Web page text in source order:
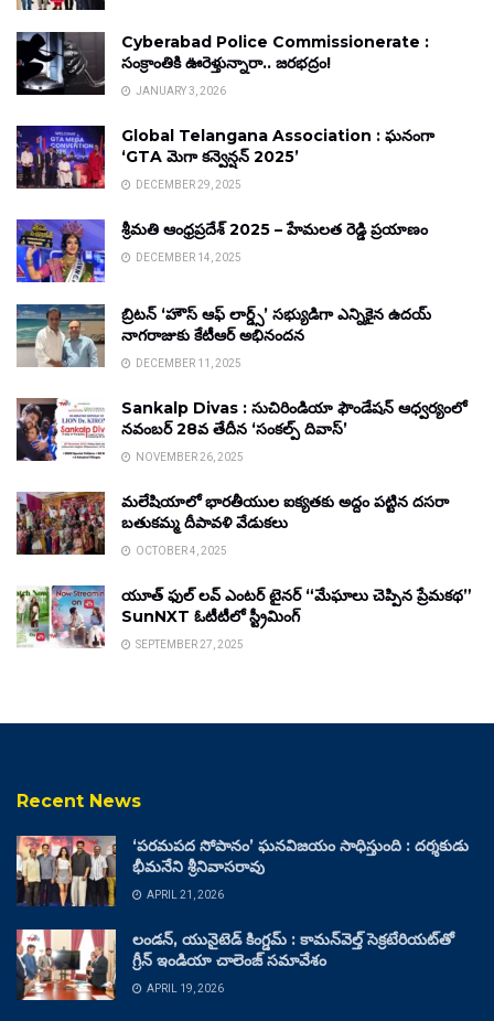
Cyberabad Police Commissionerate :
సంక్రాంతికి ఊరెళ్తున్నారా.. జరభద్రం!
JANUARY 3, 2026
Global Telangana Association : ఘనంగా
‘GTA మెగా కన్వెన్షన్ 2025’
DECEMBER 29, 2025
శ్రీమతి ఆంధ్రప్రదేశ్ 2025 – హేమలత రెడ్డి ప్రయాణం
DECEMBER 14, 2025
బ్రిటన్ ‘హౌస్ ఆఫ్ లార్డ్స్’ సభ్యుడిగా ఎన్నికైన ఉదయ్
నాగరాజుకు కేటీఆర్ అభినందన
DECEMBER 11, 2025
Sankalp Divas : సుచిరిండియా ఫౌండేషన్ ఆధ్వర్యంలో
నవంబర్ 28వ తేదీన ‘సంకల్ప్ దివాస్’
NOVEMBER 26, 2025
మలేషియాలో భారతీయుల ఐక్యతకు అద్దం పట్టిన దసరా
బతుకమ్మ దీపావళి వేడుకలు
OCTOBER 4, 2025
యూత్ ఫుల్ లవ్ ఎంటర్ టైనర్ “మేఘాలు చెప్పిన ప్రేమకథ”
SunNXT ఓటీటీలో స్ట్రీమింగ్
SEPTEMBER 27, 2025
Recent News
‘పరమపద సోపానం’ ఘనవిజయం సాధిస్తుంది : దర్శకుడు
భీమనేని శ్రీనివాసరావు
APRIL 21, 2026
లండన్, యునైటెడ్ కింగ్డమ్ : కామన్‌వెల్త్ సెక్రటేరియట్‌తో
గ్రీన్ ఇండియా చాలెంజ్ సమావేశం
APRIL 19, 2026